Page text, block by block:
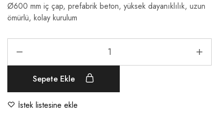
Ø600 mm iç çap, prefabrik beton, yüksek dayanıklılık, uzun
ömürlü, kolay kurulum
Sepete Ekle
İstek listesine ekle